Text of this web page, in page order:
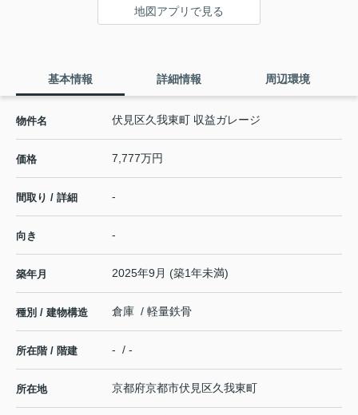
地図アプリで見る
基本情報 詳細情報 周辺環境
物件名 伏見区久我東町 収益ガレージ
価格 7,777万円
間取り / 詳細 -
向き -
築年月 2025年9月 (築1年未満)
種別 / 建物構造 倉庫 / 軽量鉄骨
所在階 / 階建 - / -
所在地 京都府京都市伏見区久我東町